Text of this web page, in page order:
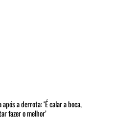
a derrota: ‘É calar a boca,
fazer o melhor’